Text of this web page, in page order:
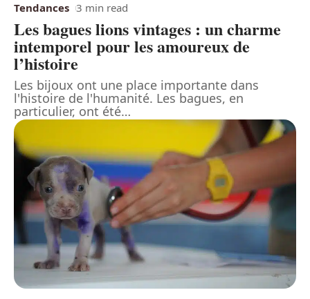
Tendances 3 min read
Les bagues lions vintages : un charme
intemporel pour les amoureux de
l’histoire
Les bijoux ont une place importante dans
l'histoire de l'humanité. Les bagues, en
particulier, ont été…